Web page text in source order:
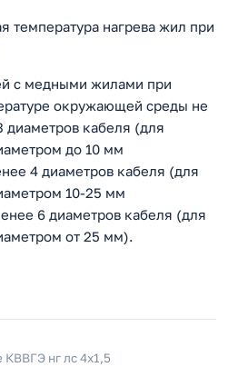
температура нагрева жил при
с медными жилами при
окружающей среды не
кабеля (для
до 10 мм
4 диаметров кабеля (для
10-25 мм
6 диаметров кабеля (для
от 25 мм).
нг лс 4x1,5